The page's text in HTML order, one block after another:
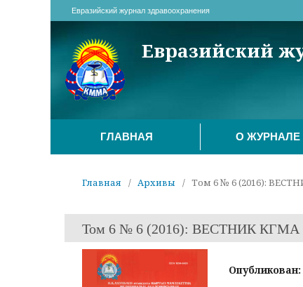
Евразийский
ГЛАВНАЯ О ЖУРНАЛЕ
Евразийский журнал здравоохранения
Главная / Архивы / Том 6 № 6 (2016):
Том 6 № 6 (2016): ВЕСТНИК КГМА
Опубликован: